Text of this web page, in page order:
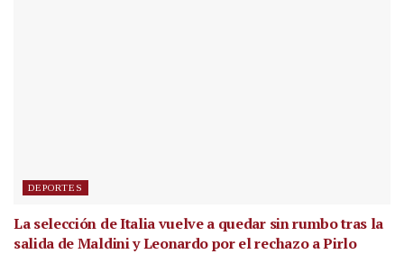
DEPORTES
La selección de Italia vuelve a quedar sin rumbo tras la
salida de Maldini y Leonardo por el rechazo a Pirlo